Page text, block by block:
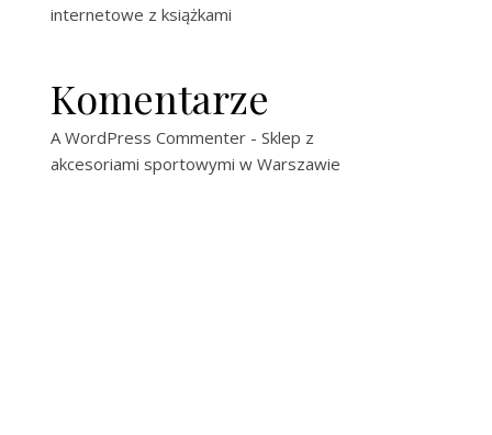
internetowe z książkami
Komentarze
A WordPress Commenter - Sklep z
akcesoriami sportowymi w Warszawie